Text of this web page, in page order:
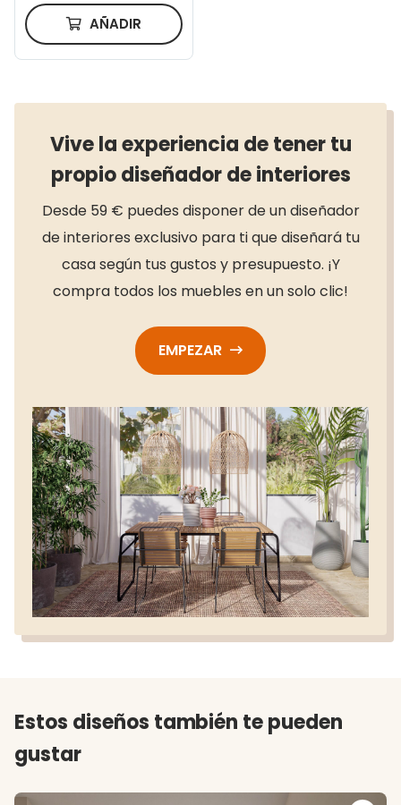
AÑADIR
Vive la experiencia de tener tu
propio diseñador de interiores
Desde 59 € puedes disponer de un diseñador
de interiores exclusivo para ti que diseñará tu
casa según tus gustos y presupuesto. ¡Y
compra todos los muebles en un solo clic!
EMPEZAR
Estos diseños también te pueden
gustar